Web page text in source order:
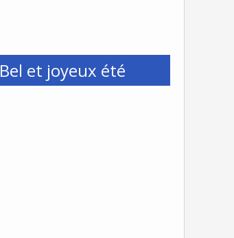
Bel et joyeux été